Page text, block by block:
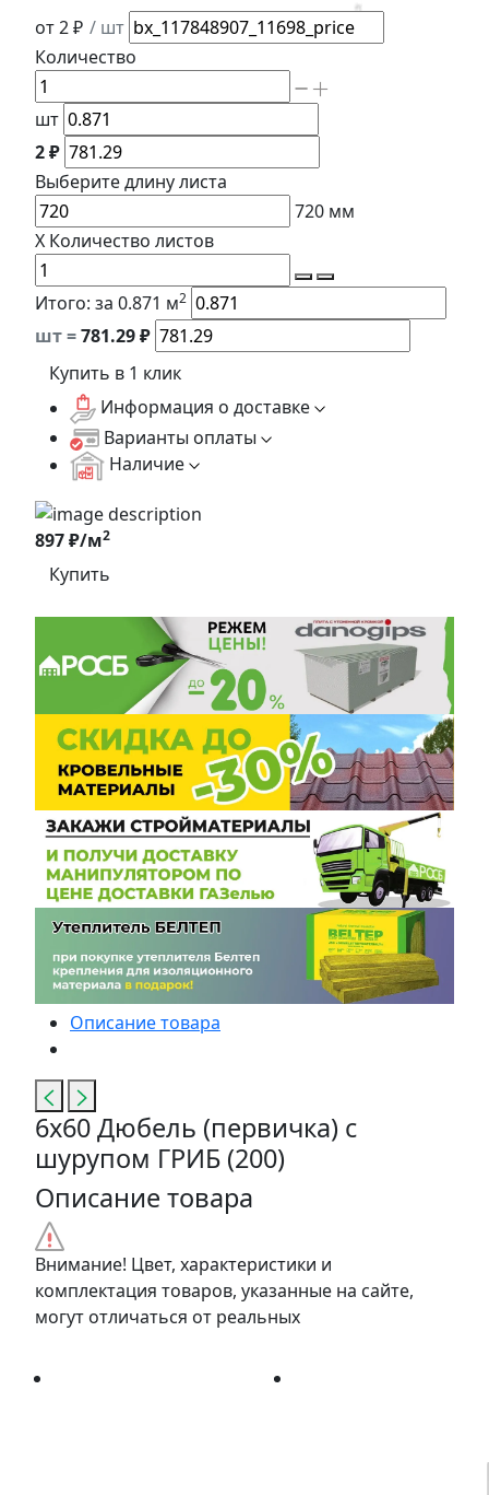
от 2 ₽ / шт
Количество
шт
2 ₽
Выберите длинулиста
720 мм
X Количество листов
Итого: за 0.871 м2
шт =781.29₽
Купить в 1 клик
Информация о доставке
Варианты оплаты
Наличие
897 ₽/м2
Купить
Описание товара
6х60 Дюбель (первичка) с
шурупом ГРИБ (200)
Описание товара
Внимание! Цвет, характеристики и
комплектация товаров, указанные на сайте,
могут отличаться от реальных